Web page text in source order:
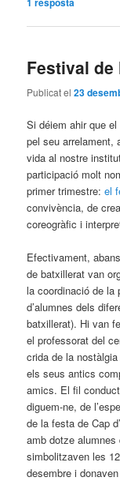
Festival de
Publicat el23
Si déiem ahir que
pel seu arrelament,
vida al nostre
participació molt
primer trimestre: el
convivència, de
coreogràfic i
Efectivament,
de batxillerat van
la coordinació de la
d’alumnes dels
batxillerat). Hi van
el professorat del
crida de la
els seus antics
amics. El fil
diguem-ne, de
de la festa de Cap
amb dotze alumnes
simbolitzaven les
desembre i